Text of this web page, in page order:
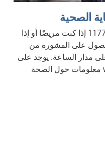
يمكنك الاتصال هاتفيًا على الرقم 1177 إذا كنت مريضًا أو إذا
على المشورة من
مدار الساعة. يوجد على
الموقع الإلكتروني www.1177.se معلومات حول الصحة